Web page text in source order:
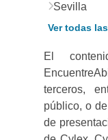
Sevilla
Ver todas
El
terceros,
público, o
de